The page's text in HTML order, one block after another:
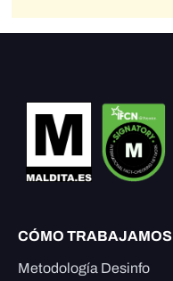
CÓMO TRABAJAMOS
Metodología Desinfo